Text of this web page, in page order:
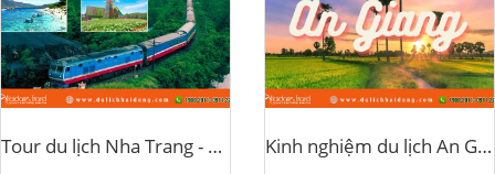
Tour du lịch Nha Trang - Đà Lạt bằng xe lửa Kinh nghiệm du lịch An Giang